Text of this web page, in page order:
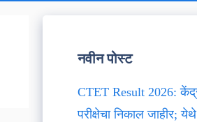
नवीन पोस्ट
CTET Result 2026:
परीक्षेचा निकाल जाहीर;